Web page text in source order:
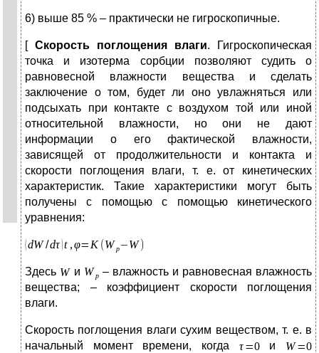
6) выше 85 % – практически не гигроскопичные.
[ Скорость поглощения влаги. Гигроскопическая
точка и изотерма сорбции позволяют судить о
равновесной влажности вещества и сделать
заключение о том, будет ли оно увлажняться или
подсыхать при контакте с воздухом той или иной
относительной влажности, но они не дают
информации о его фактической влажности,
зависящей от продолжительности и контакта и
скорости поглощения влаги, т. е. от кинетических
характеристик. Такие характеристики могут быть
получены с помощью с помощью кинетического
уравнения:
Здесь и
– влажность и равновесная влажность
вещества; – коэффициент скорости поглощения
влаги.
Скорость поглощения влаги сухим веществом, т. е. в
начальный момент времени, когда
и